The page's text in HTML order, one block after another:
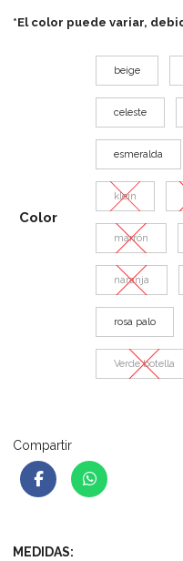
*El color puede variar,
Color
beige
celeste
esmeralda
klein
marrón
naranja
rosa palo
Verde botella
Compartir
MEDIDAS: